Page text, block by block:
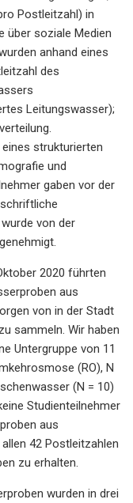
Postleitzahl) in
über soziale Medien
anhand eines
des
Leitungswasser);
strukturierten
und
gaben vor der
von der
2020 führten
aus
von in der Stadt
sammeln. Wir haben
Untergruppe von 11
(RO), N
(N = 10)
Studienteilnehmer
aus
42 Postleitzahlen
zu erhalten.
wurden in drei